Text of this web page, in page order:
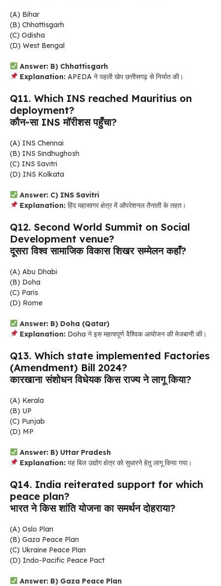
(A) Bihar
(B) Chhattisgarh
(C) Odisha
(D) West Bengal
Answer: B) Chhattisgarh
Explanation: APEDA ने पहली खेप छत्तीसगढ़ से निर्यात की।
Q11. Which INS reached Mauritius on
deployment?
कौन-सा INS मॉरीशस पहुँचा?
(A) INS Chennai
(B) INS Sindhughosh
(C) INS Savitri
(D) INS Kolkata
Answer: C) INS Savitri
Explanation: हिंद महासागर क्षेत्र में ऑपरेशनल तैनाती के तहत।
Q12. Second World Summit on Social
Development venue?
दूसरा विश्व सामाजिक विकास शिखर सम्मेलन कहाँ?
(A) Abu Dhabi
(B) Doha
(C) Paris
(D) Rome
Answer: B) Doha (Qatar)
Explanation: Doha ने इस महत्वपूर्ण वैश्विक आयोजन की मेजबानी की।
Q13. Which state implemented Factories
(Amendment) Bill 2024?
कारखाना संशोधन विधेयक किस राज्य ने लागू किया?
(A) Kerala
(B) UP
(C) Punjab
(D) MP
Answer: B) Uttar Pradesh
Explanation: यह बिल उद्योग क्षेत्र को सुधारने हेतु लागू किया गया।
Q14. India reiterated support for which
peace plan?
भारत ने किस शांति योजना का समर्थन दोहराया?
(A) Oslo Plan
(B) Gaza Peace Plan
(C) Ukraine Peace Plan
(D) Indo-Pacific Peace Pact
Answer: B) Gaza Peace Plan